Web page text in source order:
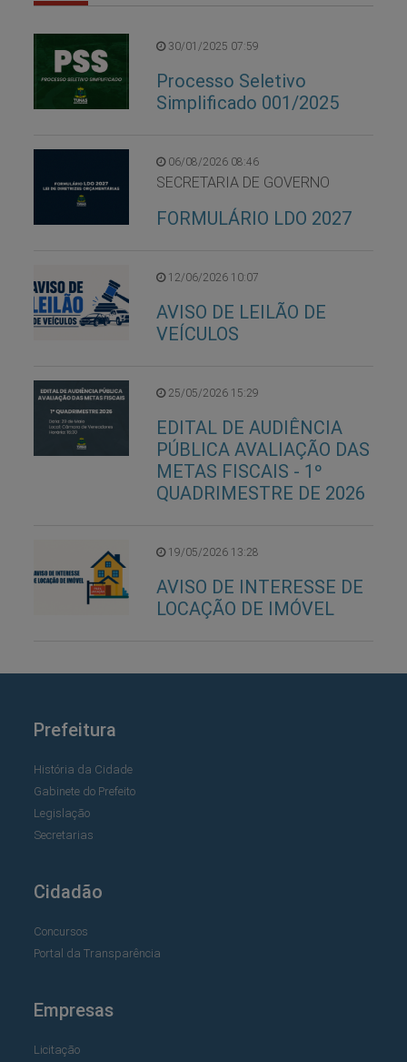
30/01/2025 07:59
Processo Seletivo
Simplificado 001/2025
06/08/2026 08:46
SECRETARIA DE GOVERNO
FORMULÁRIO LDO 2027
12/06/2026 10:07
AVISO DE LEILÃO DE
VEÍCULOS
25/05/2026 15:29
EDITAL DE AUDIÊNCIA
PÚBLICA AVALIAÇÃO DAS
METAS FISCAIS - 1º
QUADRIMESTRE DE 2026
19/05/2026 13:28
AVISO DE INTERESSE DE
LOCAÇÃO DE IMÓVEL
Prefeitura
História da Cidade
Gabinete do Prefeito
Legislação
Secretarias
Cidadão
Concursos
Portal da Transparência
Empresas
Licitação